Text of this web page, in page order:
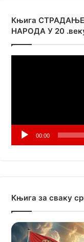
Књига
НАРОДА У 20
00:00
Књига за сваку